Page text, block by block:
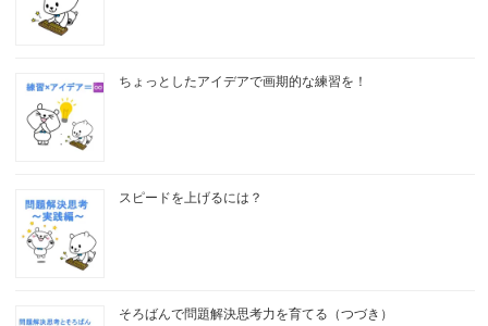
ちょっとしたアイデアで画期的な練習を！
スピードを上げるには？
そろばんで問題解決思考力を育てる（つづき）